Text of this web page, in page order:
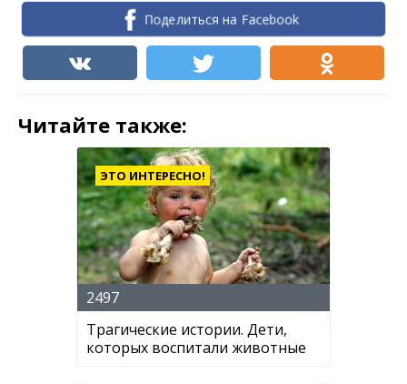
Поделиться на Facebook
Читайте также:
ЭТО ИНТЕРЕСНО!
2497
Трагические истории. Дети,
которых воспитали животные